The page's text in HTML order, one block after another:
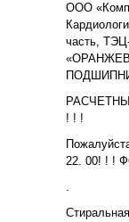
ООО
часть,
! ! !
22. 00! ! !
.